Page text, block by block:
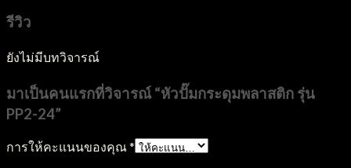
รีวิว
ยังไม่มีบทวิจารณ์
มาเป็นคนแรกที่วิจารณ์ “หัวปั๊มกระดุมพลาสติก รุ่น
PP2-24”
การให้คะแนนของคุณ*